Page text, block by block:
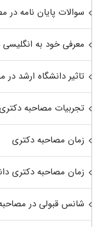
سوالات پایان نامه در
معرفی خود به
تاثیر دانشگاه ارشد
تجربیات مصاحبه دکتری
زمان مصاحبه دکتری
زمان مصاحبه دکتری
شانس قبولی در